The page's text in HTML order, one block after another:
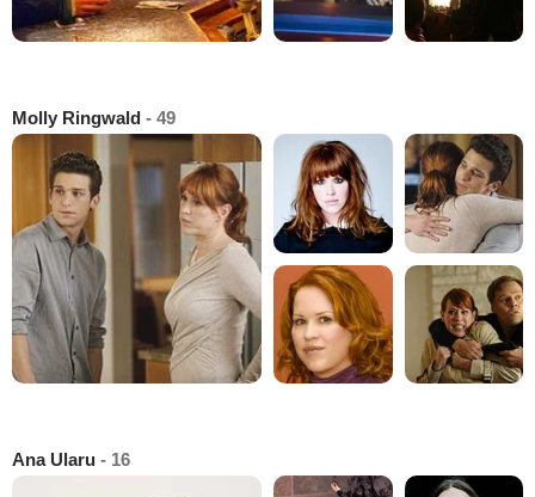
Molly Ringwald - 49
Ana Ularu - 16